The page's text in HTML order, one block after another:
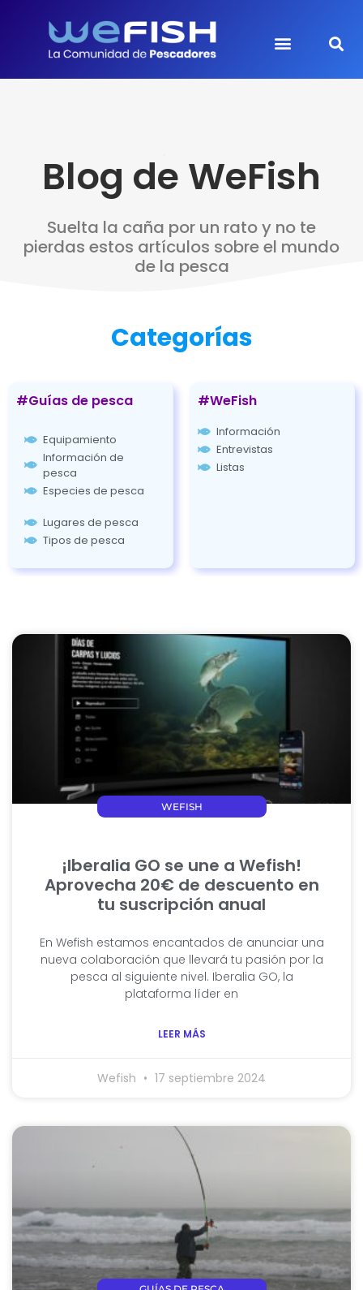
Blog de WeFish
Suelta la caña por un rato y no te
pierdas estos artículos sobre el mundo
de la pesca
Categorías
#Guías de pesca
Equipamiento
Información de
pesca
Especies de pesca
Lugares de pesca
Tipos de pesca
#WeFish
Información
Entrevistas
Listas
WEFISH
¡Iberalia GO se une a Wefish!
Aprovecha 20€ de descuento en
tu suscripción anual
En Wefish estamos encantados de anunciar una
nueva colaboración que llevará tu pasión por la
pesca al siguiente nivel. Iberalia GO, la
plataforma líder en
LEER MÁS
Wefish 17 septiembre 2024